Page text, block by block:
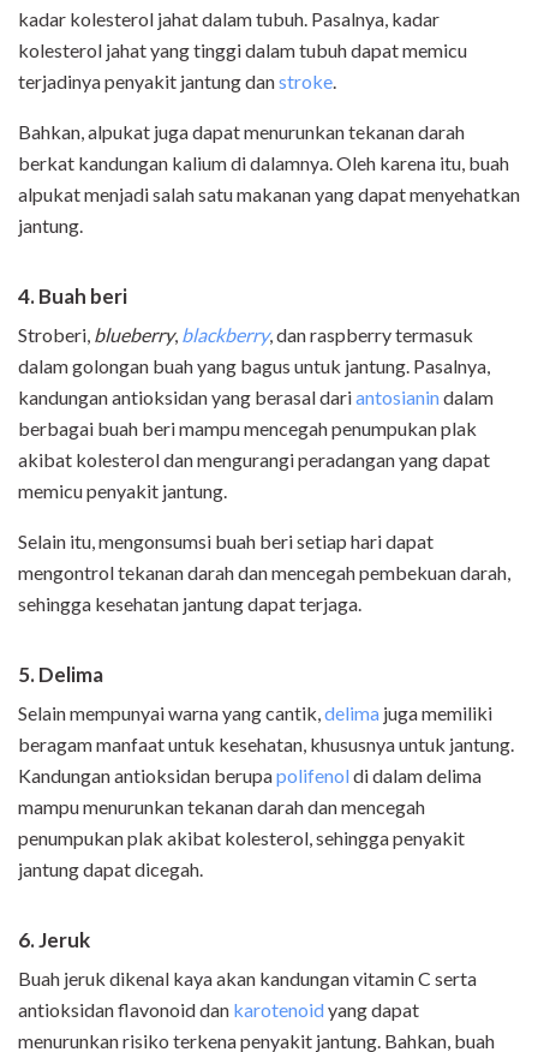
kadar kolesterol jahat dalam tubuh. Pasalnya, kadar
kolesterol jahat yang tinggi dalam tubuh dapat memicu
terjadinya penyakit jantung danstroke
Bahkan, alpukat juga dapat menurunkan tekanan darah
berkat kandungan kalium di dalamnya. Oleh karena itu, buah
alpukat menjadi salah satu makanan yang dapat menyehatkan
jantung.
4. Buah beri
Stroberi, blueberry, blackberry, dan raspberry termasuk
dalam golongan buah yang bagus untuk jantung. Pasalnya,
kandungan antioksidan yang berasal dariantosianindalam
berbagai buah beri mampu mencegah penumpukan plak
akibat kolesterol dan mengurangi peradangan yang dapat
memicu penyakit jantung.
Selain itu, mengonsumsi buah beri setiap hari dapat
mengontrol tekanan darah dan mencegah pembekuan darah,
sehingga kesehatan jantung dapat terjaga.
5. Delima
Selain mempunyai warna yang cantik, delima juga memiliki
beragam manfaat untuk kesehatan, khususnya untuk jantung.
Kandungan antioksidan berupapolifenoldi dalam delima
mampu menurunkan tekanan darah dan mencegah
penumpukan plak akibat kolesterol, sehingga penyakit
jantung dapat dicegah.
6. Jeruk
Buah jeruk dikenal kaya akan kandungan vitamin C serta
antioksidan flavonoid dan karotenoidyang dapat
menurunkan risiko terkena penyakit jantung. Bahkan, buah